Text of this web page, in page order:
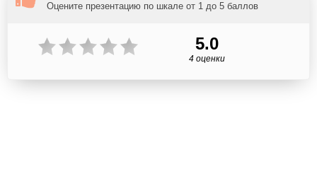
Оцените презентацию по шкале от 1 до 5 баллов
5.0
4 оценки